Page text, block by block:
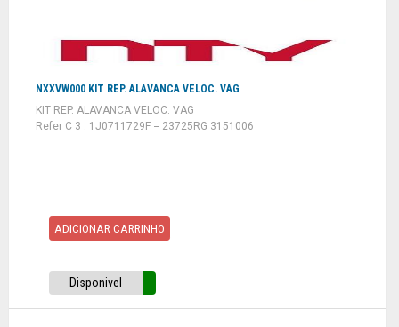
NXXVW000 KIT REP. ALAVANCA VELOC. VAG
KIT REP. ALAVANCA VELOC. VAG
Refer C 3 : 1J0711729F = 23725RG 3151006
ADICIONAR CARRINHO
Disponivel